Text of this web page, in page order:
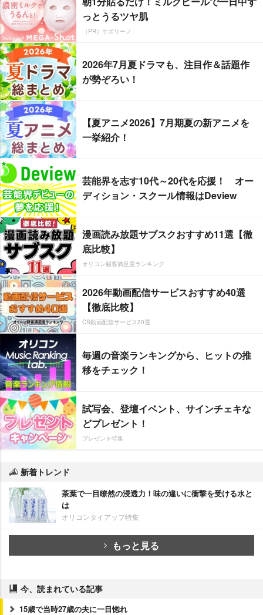
っとうるツヤ肌
（PR）サボリーノ
2026年7月夏ドラマも、注目作＆話題作
が勢ぞろい！
【夏アニメ2026】7月期夏の新アニメを
一挙紹介！
芸能界を志す10代～20代を応援！ オー
ディション・スクール情報はDeview
漫画読み放題サブスクおすすめ11選【徹
底比較】
オリコン顧客満足度ランキング
2026年動画配信サービスおすすめ40選
【徹底比較】
CS動画配信サービス20選
毎週の音楽ランキングから、ヒットの推
移をチェック！
試写会、登壇イベント、サインチェキな
どプレゼント！
プレゼント特集
新着トレンド
茶葉で一目瞭然の浸透力！味の違いに衝撃を受ける水と
は
オリコンタイアップ特集
もっと見る
今、読まれている記事
15歳で当時27歳の夫に一目惚れ